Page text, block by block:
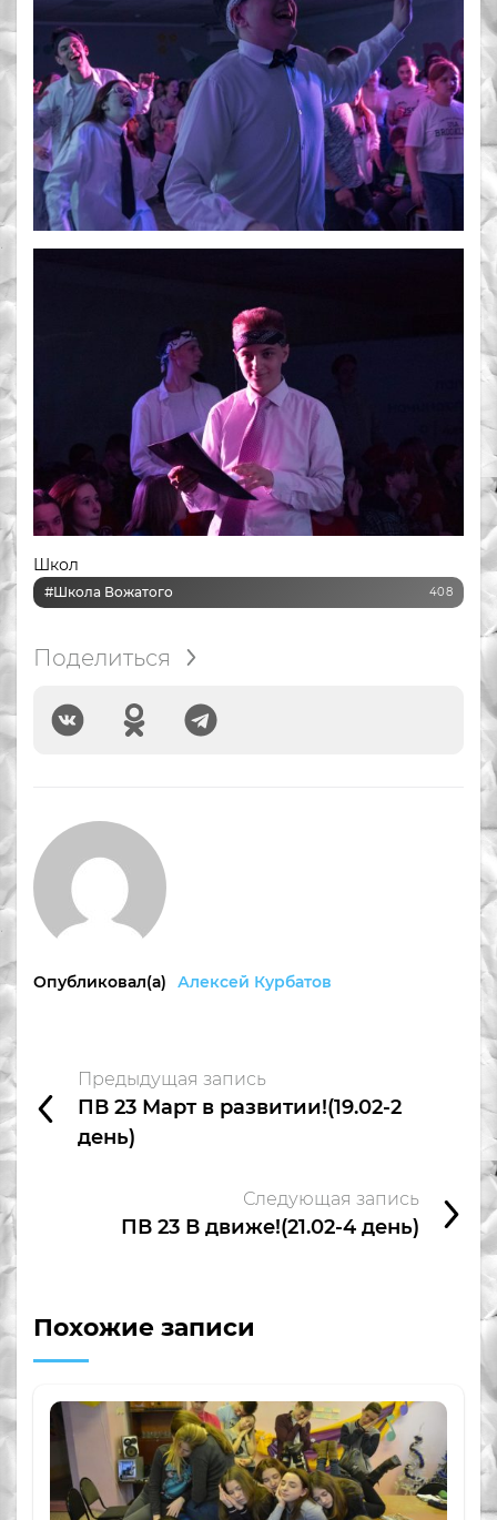
Школ
#Школа Вожатого 408
Поделиться
Опубликовал(а) Алексей Курбатов
Предыдущая запись
ПВ 23 Март в развитии!(19.02-2
день)
Следующая запись
ПВ 23 В движе!(21.02-4 день)
Похожие записи